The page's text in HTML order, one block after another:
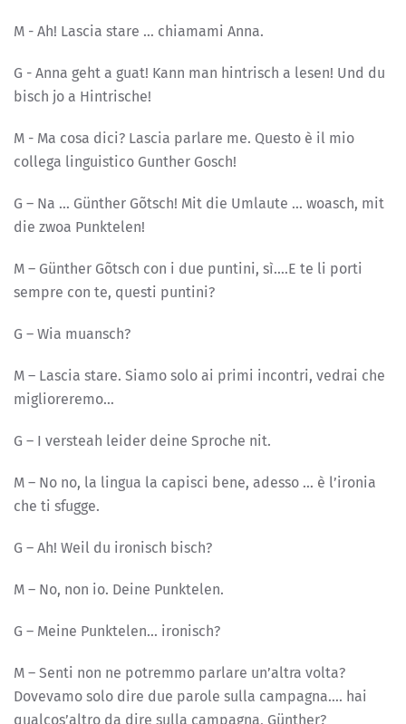
M - Ah! Lascia stare … chiamami Anna.
G - Anna geht a guat! Kann man hintrisch a lesen! Und du
bisch jo a Hintrische!
M - Ma cosa dici? Lascia parlare me. Questo è il mio
collega linguistico Gunther Gosch!
G – Na … Günther Gõtsch! Mit die Umlaute … woasch, mit
die zwoa Punktelen!
M – Günther Gõtsch con i due puntini, sì….E te li porti
sempre con te, questi puntini?
G – Wia muansch?
M – Lascia stare. Siamo solo ai primi incontri, vedrai che
miglioreremo…
G – I versteah leider deine Sproche nit.
M – No no, la lingua la capisci bene, adesso … è l’ironia
che ti sfugge.
G – Ah! Weil du ironisch bisch?
M – No, non io. Deine Punktelen.
G – Meine Punktelen… ironisch?
M – Senti non ne potremmo parlare un’altra volta?
Dovevamo solo dire due parole sulla campagna…. hai
qualcos’altro da dire sulla campagna, Günther?